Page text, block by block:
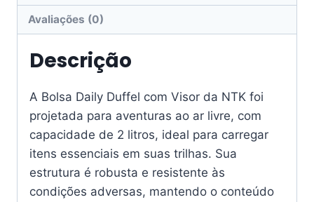
Avaliações (0)
Descrição
A Bolsa Daily Duffel com Visor da NTK foi
projetada para aventuras ao ar livre, com
capacidade de 2 litros, ideal para carregar
itens essenciais em suas trilhas. Sua
estrutura é robusta e resistente às
condições adversas, mantendo o conteúdo